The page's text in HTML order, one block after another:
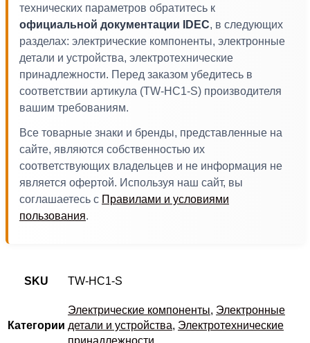
технических параметров обратитесь к
официальной документации IDEC, в следующих
разделах: электрические компоненты, электронные
детали и устройства, электротехнические
принадлежности. Перед заказом убедитесь в
соответствии артикула (TW-HC1-S) производителя
вашим требованиям.
Все товарные знаки и бренды, представленные на
сайте, являются собственностью их
соответствующих владельцев и не информация не
является офертой. Используя наш сайт, вы
соглашаетесь с Правилами и условиями
пользования.
SKU TW-HC1-S
Категории
Электрические компоненты, Электронные
детали и устройства, Электротехнические
принадлежности